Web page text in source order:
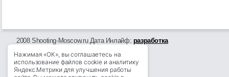
2008 Shooting-Moscow.ru Дата Инлайф: разработка
Нажимая «ОК», вы соглашаетесь на
использование файлов cookie и аналитику
Яндекс.Метрики для улучшения работы